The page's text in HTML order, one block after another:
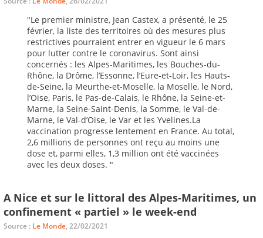
"Le premier ministre, Jean Castex, a présenté, le 25
février, la liste des territoires où des mesures plus
restrictives pourraient entrer en vigueur le 6 mars
pour lutter contre le coronavirus. Sont ainsi
concernés : les Alpes-Maritimes, les Bouches-du-
Rhône, la Drôme, l’Essonne, l’Eure-et-Loir, les Hauts-
de-Seine, la Meurthe-et-Moselle, la Moselle, le Nord,
l’Oise, Paris, le Pas-de-Calais, le Rhône, la Seine-et-
Marne, la Seine-Saint-Denis, la Somme, le Val-de-
Marne, le Val-d’Oise, le Var et les Yvelines.La
vaccination progresse lentement en France. Au total,
2,6 millions de personnes ont reçu au moins une
dose et, parmi elles, 1,3 million ont été vaccinées
avec les deux doses. "
A Nice et sur le littoral des Alpes-Maritimes, un
confinement « partiel » le week-end
Source : Le Monde, 22/02/2021